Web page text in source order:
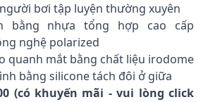
bơi tập luyện thường xuyên
bằng nhựa tổng hợp cao cấp
nghệ polarized
quanh mắt bằng chất liệu irodome
bằng silicone tách đôi ở giữa
(có khuyến mãi - vui lòng click